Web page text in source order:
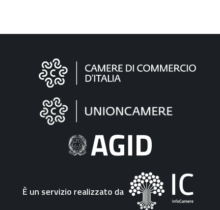
Informazioni
"Fattura
Elettronica"
È un servizio realizzato da